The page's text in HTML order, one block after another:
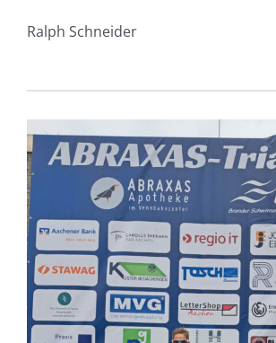
Ralph Schneider